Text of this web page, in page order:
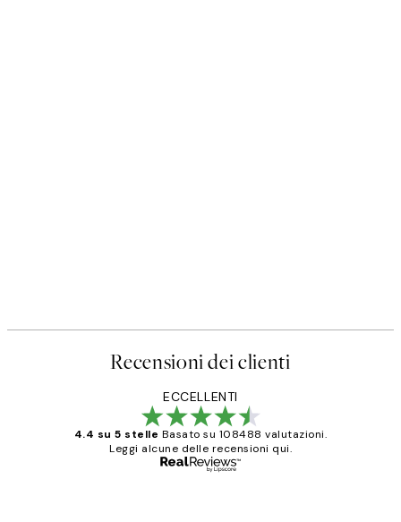
Recensioni dei clienti
ECCELLENTI
4.4 su 5 stelle Basato su 108488 valutazioni.
Leggi alcune delle recensioni qui.